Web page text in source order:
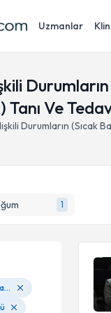
Uzmanlar
Tanı Ve
Durumların (Sıcak
1
Menapoz İle İlişkili Durumların (Sıcak Basmaları, Çarpıntı, Sinirlilik; Kemik Erimesi Ve Vajinal Kuruluk) Tanı Ve Tedavisi